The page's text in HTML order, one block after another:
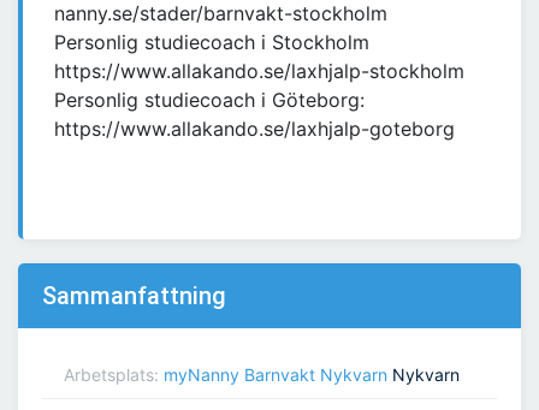
nanny.se/stader/barnvakt-stockholm
Personlig studiecoach i Stockholm
https://www.allakando.se/laxhjalp-stockholm
Personlig studiecoach i Göteborg:
https://www.allakando.se/laxhjalp-goteborg
Sammanfattning
Arbetsplats: myNanny Barnvakt Nykvarn Nykvarn